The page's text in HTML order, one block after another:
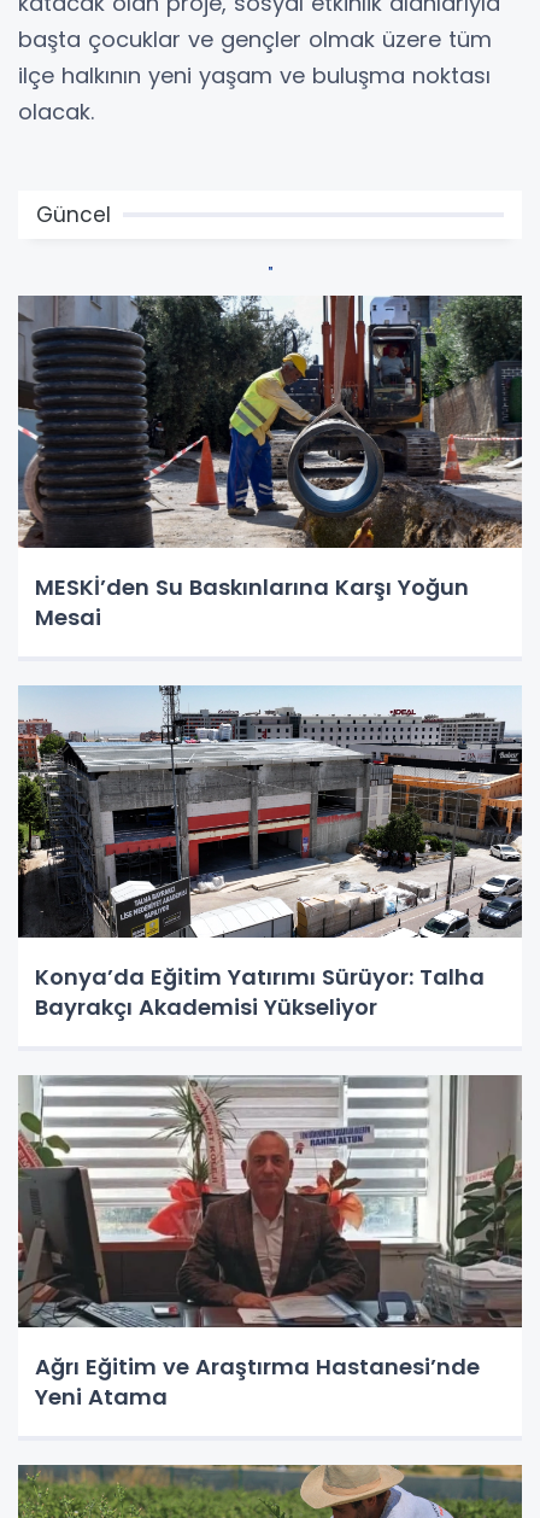
başta çocuklar ve gençler olmak üzere tüm
ilçe halkının yeni yaşam ve buluşma noktası
olacak.
Güncel
MESKİ’den Su Baskınlarına Karşı Yoğun
Mesai
Konya’da Eğitim Yatırımı Sürüyor: Talha
Bayrakçı Akademisi Yükseliyor
Ağrı Eğitim ve Araştırma Hastanesi’nde
Yeni Atama